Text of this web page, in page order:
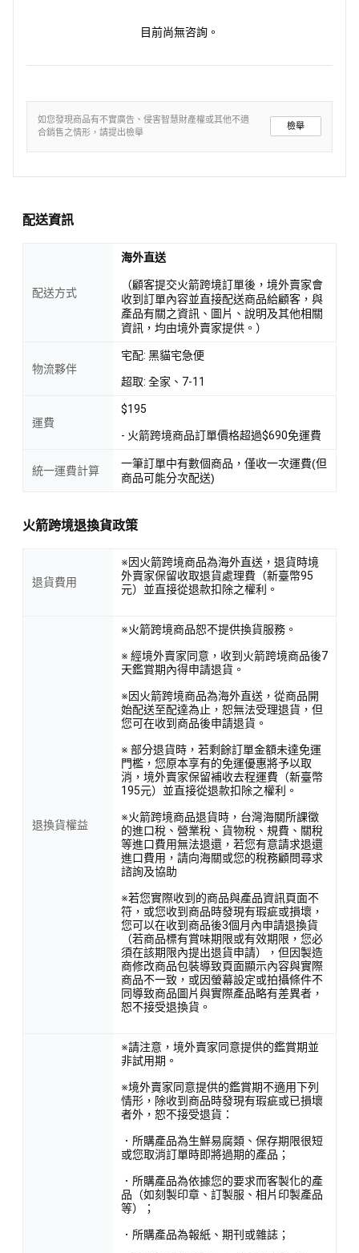
目前尚無咨詢。
如您發現商品有不實廣告、侵害智慧財產權或其他不適
合銷售之情形，請提出檢舉
檢舉
配送資訊
配送方式
海外直送
（顧客提交火箭跨境訂單後，境外賣家會
收到訂單內容並直接配送商品給顧客，與
產品有關之資訊、圖片、說明及其他相關
資訊，均由境外賣家提供。）
物流夥伴
宅配: 黑貓宅急便
超取: 全家、7-11
運費
$195
- 火箭跨境商品訂單價格超過$690免運費
統一運費計算
一筆訂單中有數個商品，僅收一次運費(但
商品可能分次配送)
火箭跨境退換貨政策
退貨費用
※因火箭跨境商品為海外直送，退貨時境
外賣家保留收取退貨處理費（新臺幣95
元）並直接從退款扣除之權利。
退換貨權益
※火箭跨境商品恕不提供換貨服務。
※ 經境外賣家同意，收到火箭跨境商品後7
天鑑賞期內得申請退貨。
※因火箭跨境商品為海外直送，從商品開
始配送至配達為止，恕無法受理退貨，但
您可在收到商品後申請退貨。
※ 部分退貨時，若剩餘訂單金額未達免運
門檻，您原本享有的免運優惠將予以取
消，境外賣家保留補收去程運費（新臺幣
195元）並直接從退款扣除之權利。
※火箭跨境商品退貨時，台灣海關所課徵
的進口稅、營業稅、貨物稅、規費、關稅
等進口費用無法退還，若您有意請求退還
進口費用，請向海關或您的稅務顧問尋求
諮詢及協助
※若您實際收到的商品與產品資訊頁面不
符，或您收到商品時發現有瑕疵或損壞，
您可以在收到商品後3個月內申請退換貨
（若商品標有賞味期限或有效期限，您必
須在該期限內提出退貨申請），但因製造
商修改商品包裝導致頁面顯示內容與實際
商品不一致，或因螢幕設定或拍攝條件不
同導致商品圖片與實際產品略有差異者，
恕不接受退換貨。
※請注意，境外賣家同意提供的鑑賞期並
非試用期。
※境外賣家同意提供的鑑賞期不適用下列
情形，除收到商品時發現有瑕疵或已損壞
者外，恕不接受退貨：
．所購產品為生鮮易腐類、保存期限很短
或您取消訂單時即將過期的產品；
．所購產品為依據您的要求而客製化的產
品（如刻製印章、訂製服、相片印製產品
等）；
．所購產品為報紙、期刊或雜誌；